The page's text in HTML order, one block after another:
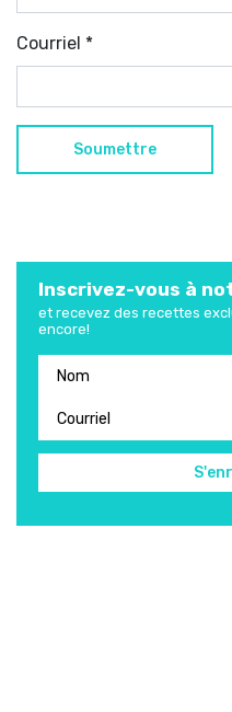
Courriel *
Inscrivez-vous à
et recevez des recettes
encore!